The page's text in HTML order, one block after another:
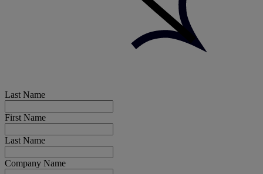
Last Name
First Name
Last Name
Company Name